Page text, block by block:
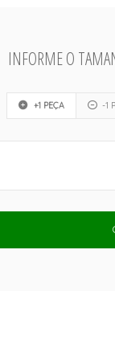
INFORME O
+1 PEÇA -1